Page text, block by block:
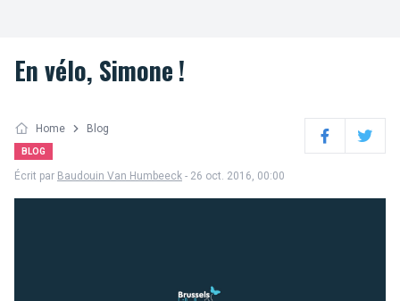
En vélo, Simone !
Home Blog
BLOG FacebookTwitter
Écrit par Baudouin Van Humbeeck - 26 oct. 2016, 00:00